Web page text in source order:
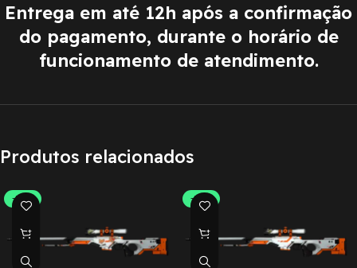
Entrega em até 12h após a confirmação
do pagamento, durante o horário de
funcionamento de atendimento.
Produtos relacionados
-30% -30%